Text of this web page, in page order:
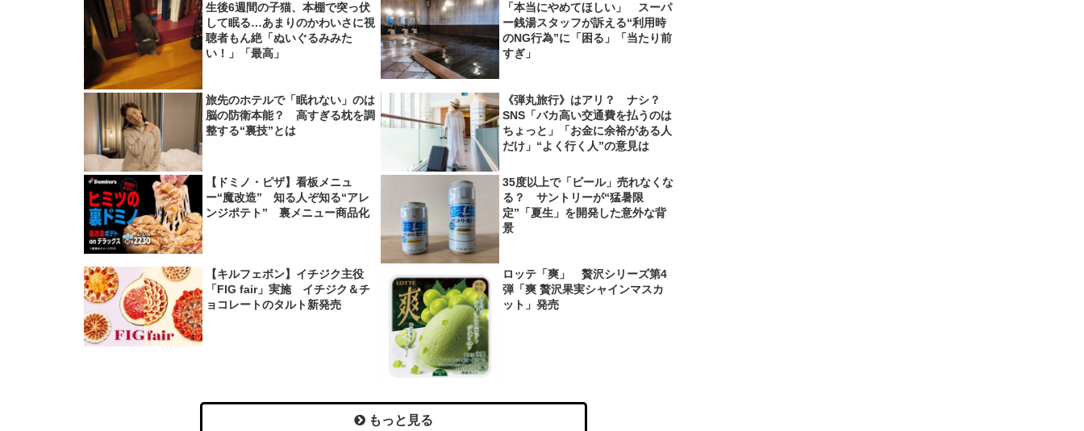
生後6週間の子猫、本棚で突っ伏
して眠る…あまりのかわいさに視
聴者もん絶「ぬいぐるみみた
い！」「最高」
「本当にやめてほしい」 スーパ
ー銭湯スタッフが訴える“利用時
のNG行為”に「困る」「当たり前
すぎ」
旅先のホテルで「眠れない」のは
脳の防衛本能？ 高すぎる枕を調
整する“裏技”とは
《弾丸旅行》はアリ？ ナシ？
SNS「バカ高い交通費を払うのは
ちょっと」「お金に余裕がある人
だけ」“よく行く人”の意見は
【ドミノ・ピザ】看板メニュ
ー“魔改造” 知る人ぞ知る“アレ
ンジポテト” 裏メニュー商品化
35度以上で「ビール」売れなくな
る？ サントリーが“猛暑限
定”「夏生」を開発した意外な背
景
【キルフェボン】イチジク主役
「FIG fair」実施 イチジク＆チ
ョコレートのタルト新発売
ロッテ「爽」 贅沢シリーズ第4
弾「爽 贅沢果実シャインマスカ
ット」発売
もっと見る